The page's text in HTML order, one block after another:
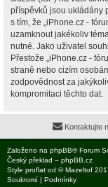
příspěvků jsou ukládány
s tím, že „iPhone.cz -
uzamknout jakékoliv
nutné. Jako uživatel
Přestože „iPhone.cz -
straně nebo cizím
zodpovědnost za
kompromitaci těchto dat.
Kontaktujte
Založeno na phpBB® Forum
Český překlad – phpBB.cz
Style proflat od ©Mazeltof
Soukromí | Podmínky